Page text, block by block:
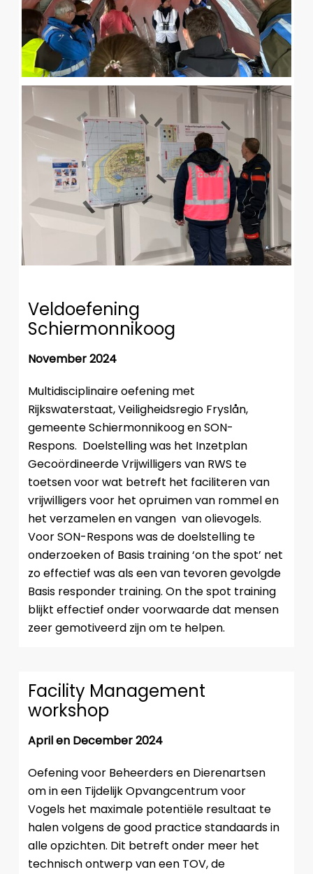
Veldoefening
Schiermonnikoog
November 2024
Multidisciplinaire oefening met
Rijkswaterstaat, Veiligheidsregio Fryslån,
gemeente Schiermonnikoog en SON-
Respons. Doelstelling was het Inzetplan
Gecoördineerde Vrijwilligers van RWS te
toetsen voor wat betreft het faciliteren van
vrijwilligers voor het opruimen van rommel en
het verzamelen en vangen van olievogels.
Voor SON-Respons was de doelstelling te
onderzoeken of Basis training ‘on the spot’ net
zo effectief was als een van tevoren gevolgde
Basis responder training. On the spot training
blijkt effectief onder voorwaarde dat mensen
zeer gemotiveerd zijn om te helpen.
Facility Management
workshop
April en December 2024
Oefening voor Beheerders en Dierenartsen
om in een Tijdelijk Opvangcentrum voor
Vogels het maximale potentiële resultaat te
halen volgens de good practice standaards in
alle opzichten. Dit betreft onder meer het
technisch ontwerp van een TOV, de